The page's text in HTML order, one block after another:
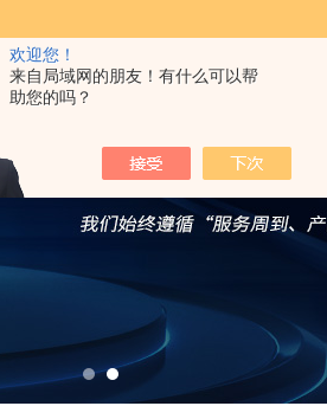
欢迎您！
来自局域网的朋友！有什么可以帮
助您的吗？